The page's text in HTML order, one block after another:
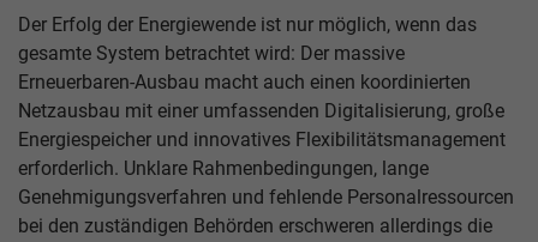
Der Erfolg der Energiewende ist nur möglich, wenn das
gesamte System betrachtet wird: Der massive
Erneuerbaren-Ausbau macht auch einen koordinierten
Netzausbau mit einer umfassenden Digitalisierung, große
Energiespeicher und innovatives Flexibilitätsmanagement
erforderlich. Unklare Rahmenbedingungen, lange
Genehmigungsverfahren und fehlende Personalressourcen
bei den zuständigen Behörden erschweren allerdings die